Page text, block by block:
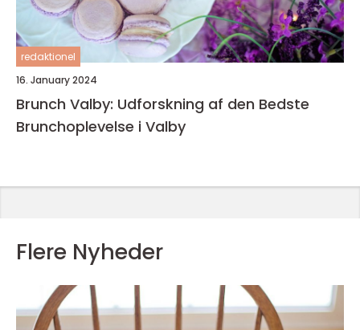
redaktionel
16. January 2024
Brunch Valby: Udforskning af den Bedste
Brunchoplevelse i Valby
Flere Nyheder